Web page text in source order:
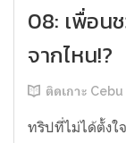
08: เพื่อน
จากไหน!?
ติดเกาะ
ทริปที่ไม่ได้ตั้งใ